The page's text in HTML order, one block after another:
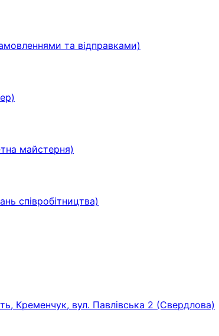
та відправками)
майстерня)
співробітництва)
Кременчук, вул. Павлівська 2 (Свердлова)